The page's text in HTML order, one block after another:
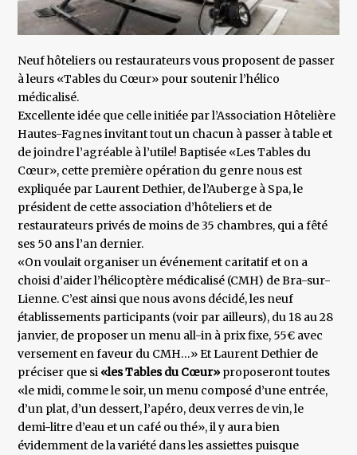
Neuf hôteliers ou restaurateurs vous proposent de passer
à leurs «Tables du Cœur» pour soutenir l’hélico
médicalisé.
Excellente idée que celle initiée par l’Association Hôtelière
Hautes-Fagnes invitant tout un chacun à passer à table et
de joindre l’agréable à l’utile! Baptisée «Les Tables du
Cœur», cette première opération du genre nous est
expliquée par Laurent Dethier, de l’Auberge à Spa, le
président de cette association d’hôteliers et de
restaurateurs privés de moins de 35 chambres, qui a fêté
ses 50 ans l’an dernier.
«On voulait organiser un événement caritatif et on a
choisi d’aider l’hélicoptère médicalisé (CMH) de Bra-sur-
Lienne. C’est ainsi que nous avons décidé, les neuf
établissements participants (voir par ailleurs), du 18 au 28
janvier, de proposer un menu all-in à prix fixe, 55€ avec
versement en faveur du CMH…» Et Laurent Dethier de
préciser que si «les Tables du Cœur» proposeront toutes
«le midi, comme le soir, un menu composé d’une entrée,
d’un plat, d’un dessert, l’apéro, deux verres de vin, le
demi-litre d’eau et un café ou thé», il y aura bien
évidemment de la variété dans les assiettes puisque